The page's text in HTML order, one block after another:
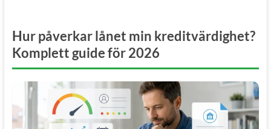
Hur påverkar lånet min kreditvärdighet?
Komplett guide för 2026